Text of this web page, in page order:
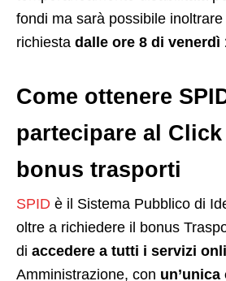
fondi ma sarà possibile
richiesta dalle ore 8 di venerdì
Come ottenere
partecipare al Click
bonus trasporti
SPID è il Sistema Pubblico di
oltre a richiedere il bonus
di accedere a tutti i servizi
Amministrazione, con